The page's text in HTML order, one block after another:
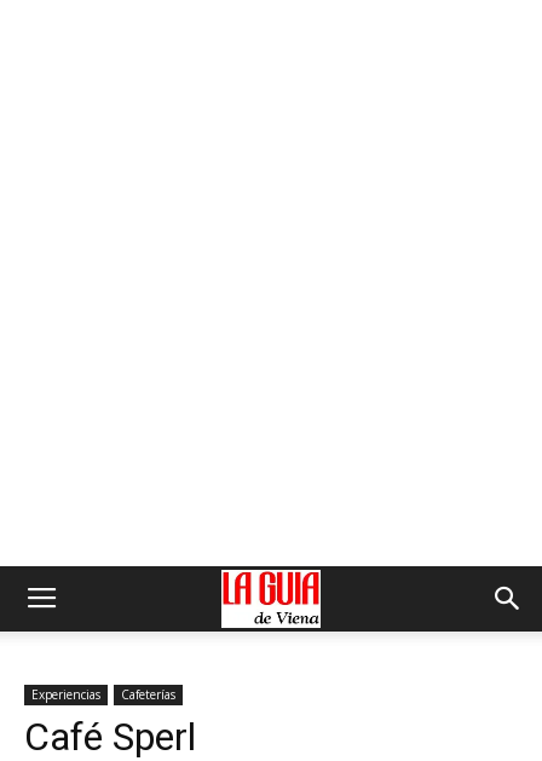
Experiencias Cafeterías
Café Sperl